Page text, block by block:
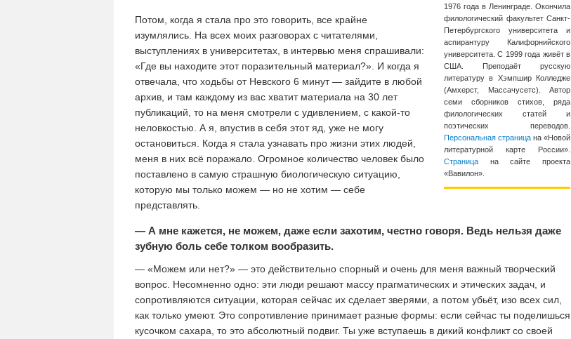
1976 года в Ленинграде. Окончила
филологический факультет Санкт-
Петербургского университета и
аспирантуру Калифорнийского
университета. С 1999 года живёт в
США. Преподаёт русскую
литературу в Хэмпшир Колледже
(Амхерст, Массачусетс). Автор
семи сборников стихов, ряда
филологических статей и
поэтических переводов.
Персональная страница на «Новой
литературной карте России».
Страница на сайте проекта
«Вавилон».
Потом, когда я стала про это говорить, все крайне
изумлялись. На всех моих разговорах с читателями,
выступлениях в университетах, в интервью меня спрашивали:
«Где вы находите этот поразительный материал?». И когда я
отвечала, что ходьбы от Невского 6 минут — зайдите в любой
архив, и там каждому из вас хватит материала на 30 лет
публикаций, то на меня смотрели с удивлением, с какой-то
неловкостью. А я, впустив в себя этот яд, уже не могу
остановиться. Когда я стала узнавать про жизни этих людей,
меня в них всё поражало. Огромное количество человек было
поставлено в самую страшную биологическую ситуацию,
которую мы только можем — но не хотим — себе
представлять.
— А мне кажется, не можем, даже если захотим, честно говоря. Ведь нельзя даже
зубную боль себе толком вообразить.
— «Можем или нет?» — это действительно спорный и очень для меня важный творческий
вопрос. Несомненно одно: эти люди решают массу прагматических и этических задач, и
сопротивляются ситуации, которая сейчас их сделает зверями, а потом убьёт, изо всех сил,
как только умеют. Это сопротивление принимает разные формы: если сейчас ты поделишься
кусочком сахара, то это абсолютный подвиг. Ты уже вступаешь в дикий конфликт со своей